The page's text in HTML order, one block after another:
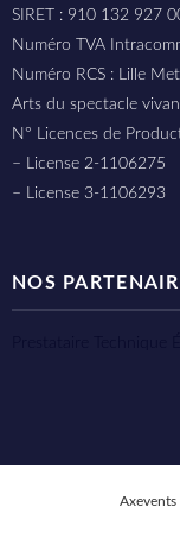
SIRET : 910 132 927
Numéro TVA
Numéro RCS : Lille
Arts du spectacle
N° Licences de
– License 2-1106275
– License 3-1106293
NOS